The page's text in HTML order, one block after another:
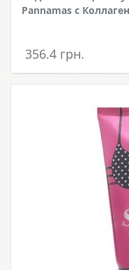
Pannamas с
356.4 грн.